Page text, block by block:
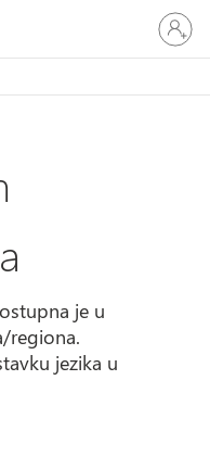
Prijavite
se
na
je u
regiona.
jezika u